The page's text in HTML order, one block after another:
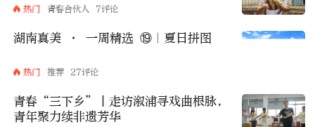
热门 青春合伙人 7评论
湖南真美 · 一周精选 ⑲｜夏日拼图
热门 推荐 27评论
青春“三下乡”丨走访溆浦寻戏曲根脉，
青年聚力续非遗芳华